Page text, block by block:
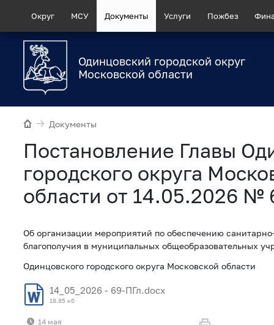
Округ МСУ Документы Услуги Пожбез
Одинцовский городской округ
Московской области
Документы
Постановление Главы
городского округа
области от 14.05.2026 №
Об организации мероприятий по обеспечению
благополучия в муниципальных общеобразовательных
Одинцовского городского округа Московской области
14_05_2026 - 69-ПГл.docx
18.85 кб
14 мая